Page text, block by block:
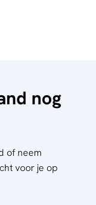
nog
of neem
voor je op